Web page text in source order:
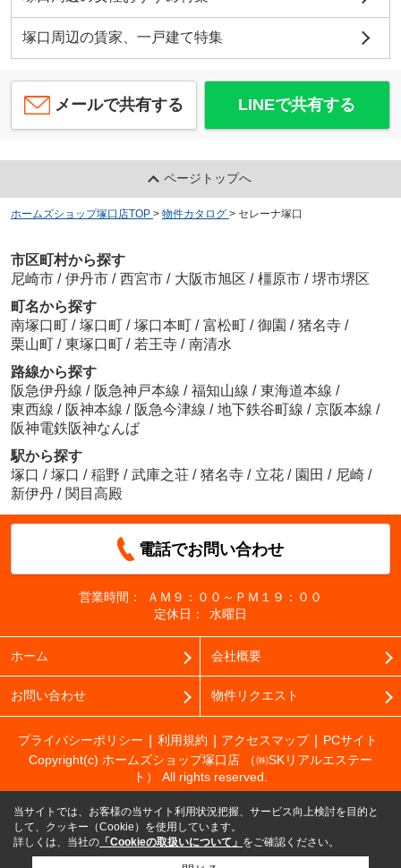
塚口周辺の賃家、一戸建て特集
メールで共有する LINEで共有する
ページトップへ
ホームズショップ塚口店TOP > 物件カタログ > セレーナ塚口
市区町村から探す
尼崎市 / 伊丹市 / 西宮市 / 大阪市旭区 / 橿原市 / 堺市堺区
町名から探す
南塚口町 / 塚口町 / 塚口本町 / 富松町 / 御園 / 猪名寺 /
栗山町 / 東塚口町 / 若王寺 / 南清水
路線から探す
阪急伊丹線 / 阪急神戸本線 / 福知山線 / 東海道本線 /
東西線 / 阪神本線 / 阪急今津線 / 地下鉄谷町線 / 京阪本線 /
阪神電鉄阪神なんば
駅から探す
塚口 / 塚口 / 稲野 / 武庫之荘 / 猪名寺 / 立花 / 園田 / 尼崎 /
新伊丹 / 関目高殿
電話でお問い合わせ
営業時間：
ＡＭ９：００～ＰＭ１９：００
定休日：
水曜日
ホーム 会社概要
お問い合わせ 物件リクエスト
プライバシーポリシー 利用規約 アクセスマップ
PCサイト
Copyright(c) ホームズショップ塚口店 （㈱SKリアルエステー
ト） All rights reserved.
当サイトでは、お客様の当サイト利用状況把握、サービス向上検討を目的と
して、クッキー（Cookie）を使用しています。
詳しくは、当社の 「Cookieの取扱いについて」 をご確認ください。